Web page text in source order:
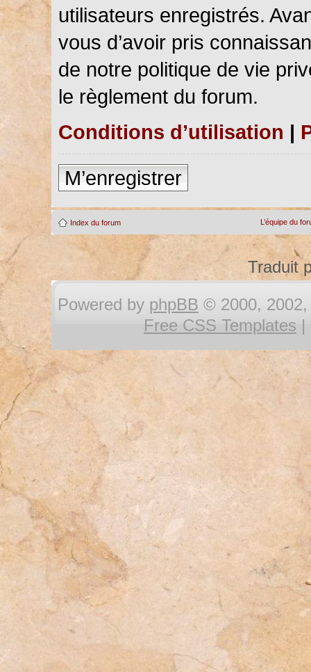
utilisateurs enregistrés.
vous d’avoir pris
de notre politique de vie
le règlement du forum.
Conditions d’utilisation |
M’enregistrer
Index du forum L’équipe du
Traduit
Powered by phpBB © 2000, 2002,
Free CSS Templates |